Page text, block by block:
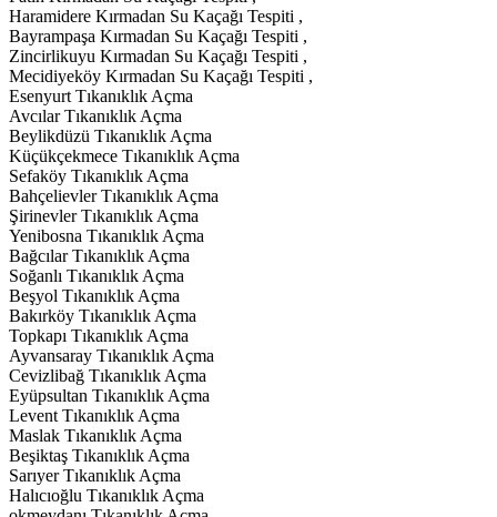
Haramidere Kırmadan Su Kaçağı Tespiti ,
Bayrampaşa Kırmadan Su Kaçağı Tespiti ,
Zincirlikuyu Kırmadan Su Kaçağı Tespiti ,
Mecidiyeköy Kırmadan Su Kaçağı Tespiti ,
Esenyurt Tıkanıklık Açma
Avcılar Tıkanıklık Açma
Beylikdüzü Tıkanıklık Açma
Küçükçekmece Tıkanıklık Açma
Sefaköy Tıkanıklık Açma
Bahçelievler Tıkanıklık Açma
Şirinevler Tıkanıklık Açma
Yenibosna Tıkanıklık Açma
Bağcılar Tıkanıklık Açma
Soğanlı Tıkanıklık Açma
Beşyol Tıkanıklık Açma
Bakırköy Tıkanıklık Açma
Topkapı Tıkanıklık Açma
Ayvansaray Tıkanıklık Açma
Cevizlibağ Tıkanıklık Açma
Eyüpsultan Tıkanıklık Açma
Levent Tıkanıklık Açma
Maslak Tıkanıklık Açma
Beşiktaş Tıkanıklık Açma
Sarıyer Tıkanıklık Açma
Halıcıoğlu Tıkanıklık Açma